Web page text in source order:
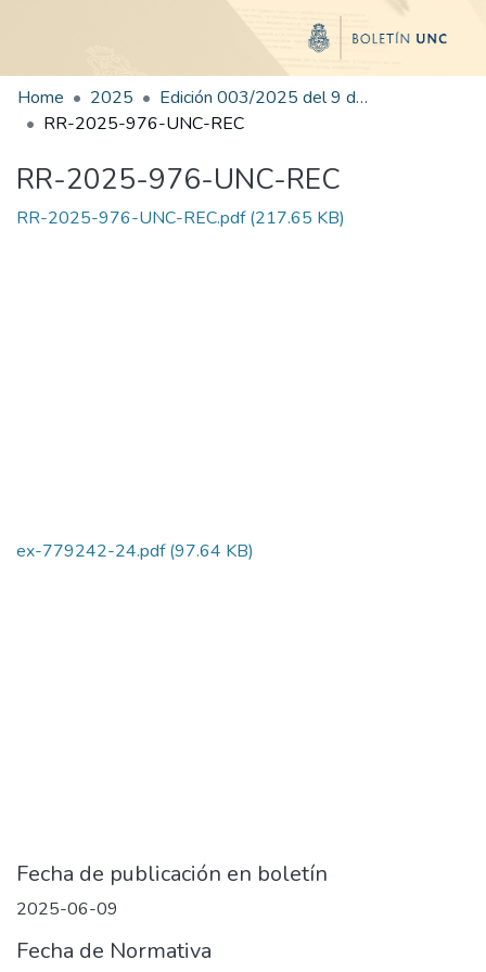
Home 2025
Edición 003/2025 del 9 de junio de 2025
RR-2025-976-UNC-REC
RR-2025-976-UNC-REC
RR-2025-976-UNC-REC.pdf(217.65 KB)
ex-779242-24.pdf(97.64 KB)
Fecha de publicación en boletín
2025-06-09
Fecha de Normativa